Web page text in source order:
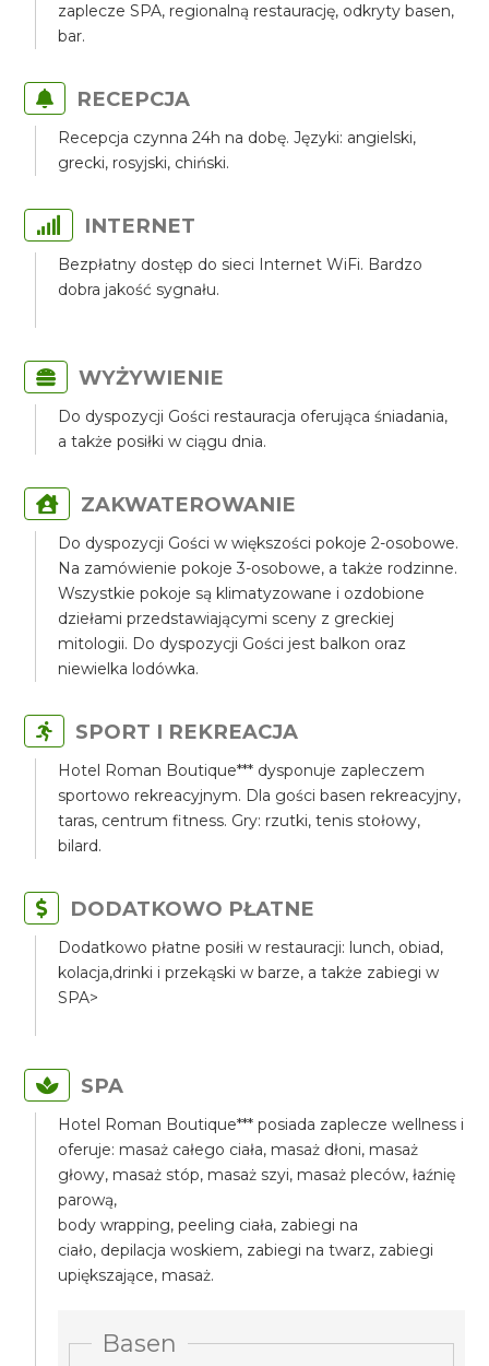
zaplecze SPA, regionalną restaurację, odkryty basen,
bar.
RECEPCJA
Recepcja czynna 24h na dobę. Języki: angielski,
grecki, rosyjski, chiński.
INTERNET
Bezpłatny dostęp do sieci Internet WiFi. Bardzo
dobra jakość sygnału.
WYŻYWIENIE
Do dyspozycji Gości restauracja oferująca śniadania,
a także posiłki w ciągu dnia.
ZAKWATEROWANIE
Do dyspozycji Gości w większości pokoje 2-osobowe.
Na zamówienie pokoje 3-osobowe, a także rodzinne.
Wszystkie pokoje są klimatyzowane i ozdobione
dziełami przedstawiającymi sceny z greckiej
mitologii. Do dyspozycji Gości jest balkon oraz
niewielka lodówka.
SPORT I REKREACJA
Hotel Roman Boutique*** dysponuje zapleczem
sportowo rekreacyjnym. Dla gości basen rekreacyjny,
taras, centrum fitness. Gry: rzutki, tenis stołowy,
bilard.
DODATKOWO PŁATNE
Dodatkowo płatne posiłi w restauracji: lunch, obiad,
kolacja,drinki i przekąski w barze, a także zabiegi w
SPA>
SPA
Hotel Roman Boutique*** posiada zaplecze wellness i
oferuje: masaż całego ciała, masaż dłoni, masaż
głowy, masaż stóp, masaż szyi, masaż pleców, łaźnię
parową,
body wrapping, peeling ciała, zabiegi na
ciało, depilacja woskiem, zabiegi na twarz, zabiegi
upiększające, masaż.
Basen